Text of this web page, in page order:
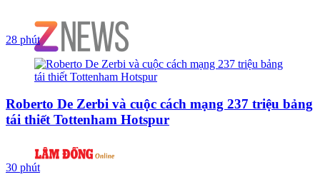
28 phút
Roberto De Zerbi và cuộc cách mạng 237 triệu bảng
tái thiết Tottenham Hotspur
30 phút